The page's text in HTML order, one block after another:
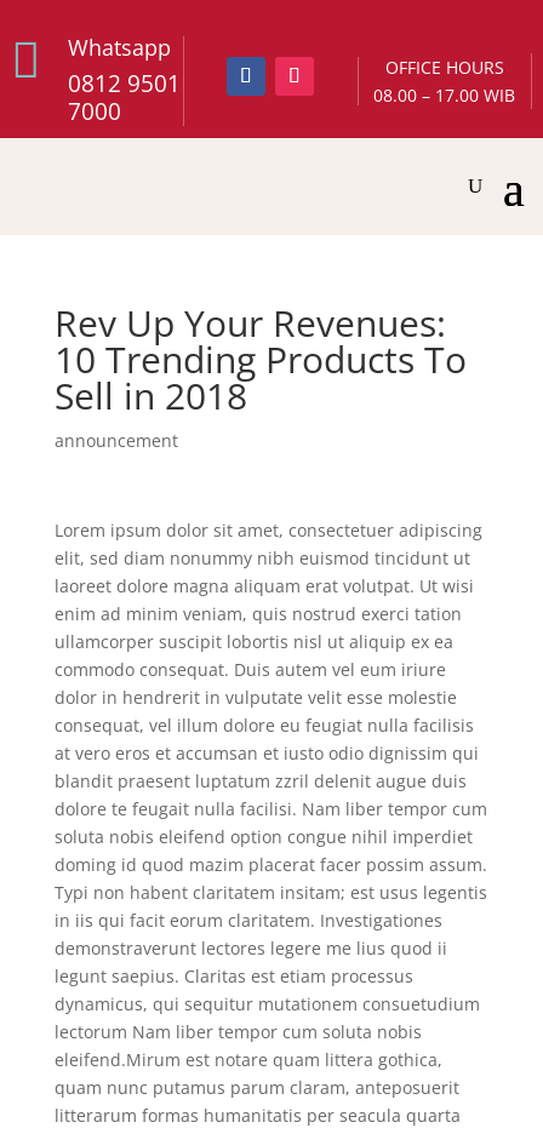
 Whatsapp
0812 9501
7000
OFFICE HOURS
08.00 – 17.00 WIB
Rev Up Your Revenues:
10 Trending Products To
Sell in 2018
announcement
Lorem ipsum dolor sit amet, consectetuer adipiscing
elit, sed diam nonummy nibh euismod tincidunt ut
laoreet dolore magna aliquam erat volutpat. Ut wisi
enim ad minim veniam, quis nostrud exerci tation
ullamcorper suscipit lobortis nisl ut aliquip ex ea
commodo consequat. Duis autem vel eum iriure
dolor in hendrerit in vulputate velit esse molestie
consequat, vel illum dolore eu feugiat nulla facilisis
at vero eros et accumsan et iusto odio dignissim qui
blandit praesent luptatum zzril delenit augue duis
dolore te feugait nulla facilisi. Nam liber tempor cum
soluta nobis eleifend option congue nihil imperdiet
doming id quod mazim placerat facer possim assum.
Typi non habent claritatem insitam; est usus legentis
in iis qui facit eorum claritatem. Investigationes
demonstraverunt lectores legere me lius quod ii
legunt saepius. Claritas est etiam processus
dynamicus, qui sequitur mutationem consuetudium
lectorum Nam liber tempor cum soluta nobis
eleifend.Mirum est notare quam littera gothica,
quam nunc putamus parum claram, anteposuerit
litterarum formas humanitatis per seacula quarta